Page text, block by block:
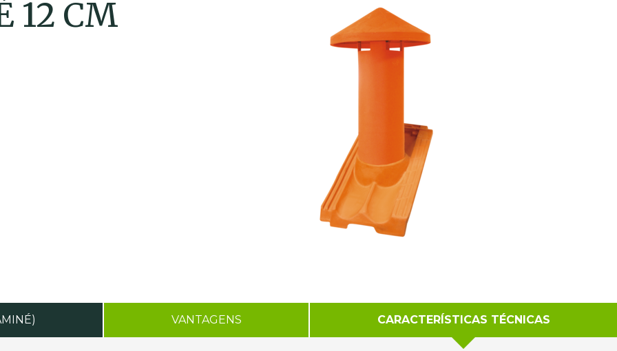
12 CM
VANTAGENS CARACTERÍSTICAS TÉCNICAS